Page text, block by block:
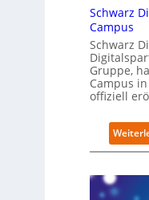
Schwarz
Campus
Schwarz
Gruppe,
Campus
offiziell